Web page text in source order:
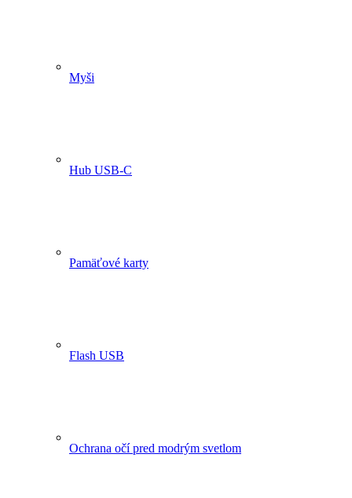
Myši
Hub USB-C
Pamäťové karty
Flash USB
Ochrana očí pred modrým svetlom